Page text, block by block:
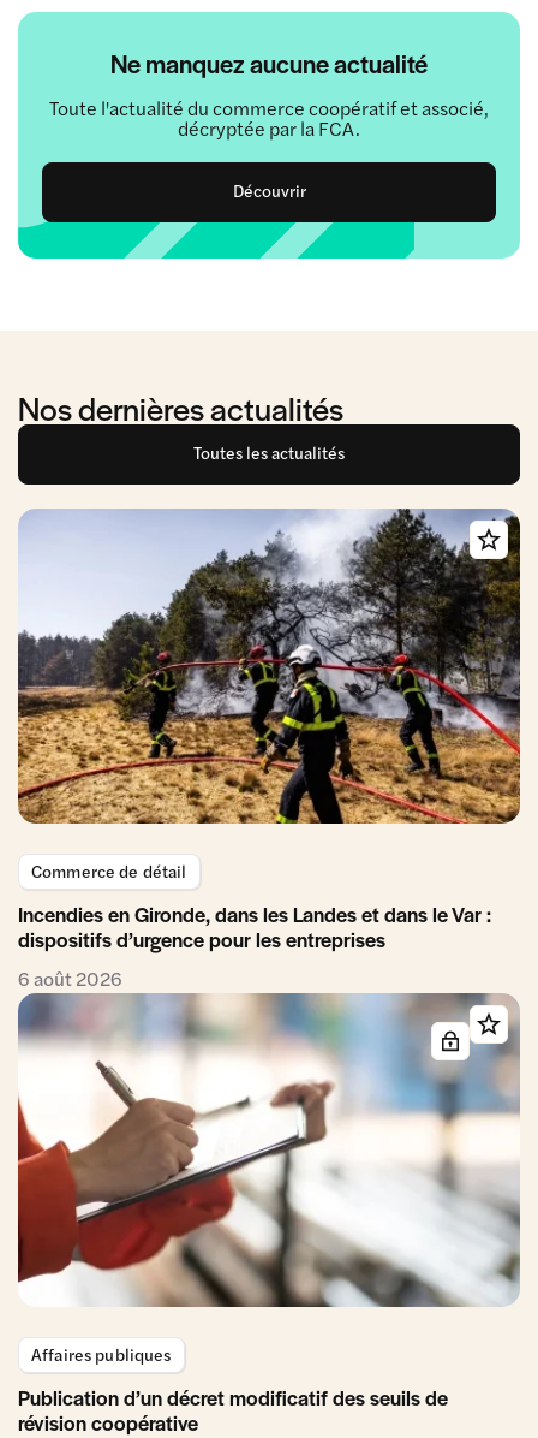
Ne manquez aucune actualité
Toute l'actualité du commerce coopératif et associé,
décryptée par la FCA.
Découvrir
Nos dernières actualités
Toutes les actualités
Commerce de détail
Incendies en Gironde, dans les Landes et dans le Var :
dispositifs d’urgence pour les entreprises
6 août 2026
Affaires publiques
Publication d’un décret modificatif des seuils de
révision coopérative